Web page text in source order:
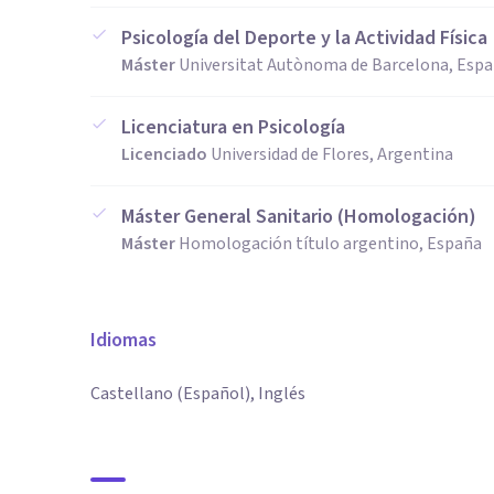
Psicología del Deporte y la Actividad Física
MásterUniversitat Autònoma de Barcelona,
Licenciatura en Psicología
Licenciado Universidad de Flores, Argentina
Máster General Sanitario (Homologación)
MásterHomologación título argentino, España
Idiomas
Castellano (Español), Inglés